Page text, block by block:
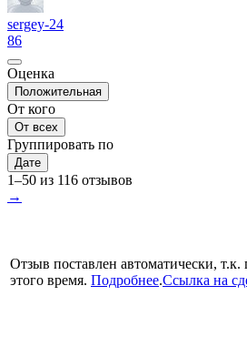
sergey-24
86
Оценка
Положительная
От кого
От всех
Группировать по
Дате
1–50 из 116 отзывов
→
Отзыв поставлен автоматически, т.к.
этого время. Подробнее.Ссылка на